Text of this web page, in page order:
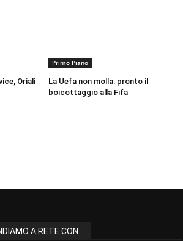
Oriali
Primo Piano
La Uefa non molla: pronto il
boicottaggio alla Fifa
A RETE CON...